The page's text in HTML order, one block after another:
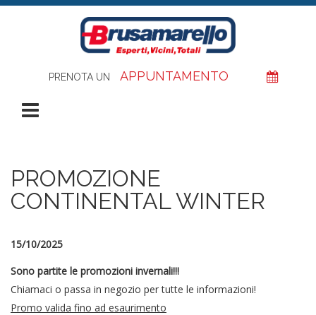
Salta al contenuto principale
PRENOTA UN APPUNTAMENTO
Apri Menù
PROMOZIONE
CONTINENTAL WINTER
15/10/2025
Sono partite le promozioni invernali!!!
Chiamaci o passa in negozio per tutte le informazioni!
Promo valida fino ad esaurimento